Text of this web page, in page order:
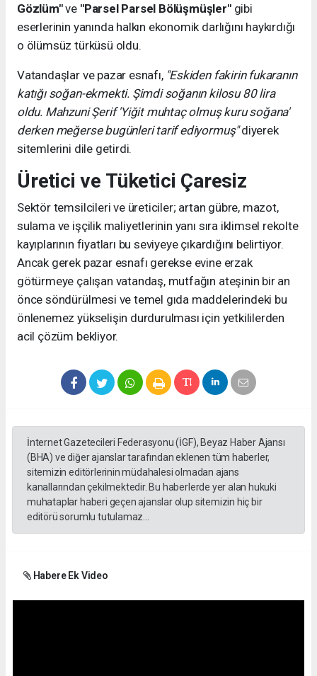
Gözlüm"ve "Parsel Parsel Bölüşmüşler"gibi
eserlerinin yanında halkın ekonomik darlığını haykırdığı
o ölümsüz türküsü oldu.
Vatandaşlar ve pazar esnafı, "Eskiden fakirin fukaranın
katığı soğan-ekmekti. Şimdi soğanın kilosu 80 lira
oldu. Mahzuni Şerif 'Yiğit muhtaç olmuş kuru soğana'
derken meğerse bugünleri tarif ediyormuş"diyerek
sitemlerini dile getirdi.
Üretici ve Tüketici Çaresiz
Sektör temsilcileri ve üreticiler; artan gübre, mazot,
sulama ve işçilik maliyetlerinin yanı sıra iklimsel rekolte
kayıplarının fiyatları bu seviyeye çıkardığını belirtiyor.
Ancak gerek pazar esnafı gerekse evine erzak
götürmeye çalışan vatandaş, mutfağın ateşinin bir an
önce söndürülmesi ve temel gıda maddelerindeki bu
önlenemez yükselişin durdurulması için yetkililerden
acil çözüm bekliyor.
İnternet Gazetecileri Federasyonu (İGF), Beyaz Haber Ajansı
(BHA) ve diğer ajanslar tarafından eklenen tüm haberler,
sitemizin editörlerinin müdahalesi olmadan ajans
kanallarından çekilmektedir. Bu haberlerde yer alan hukuki
muhataplar haberi geçen ajanslar olup sitemizin hiç bir
editörü sorumlu tutulamaz...
Habere Ek Video